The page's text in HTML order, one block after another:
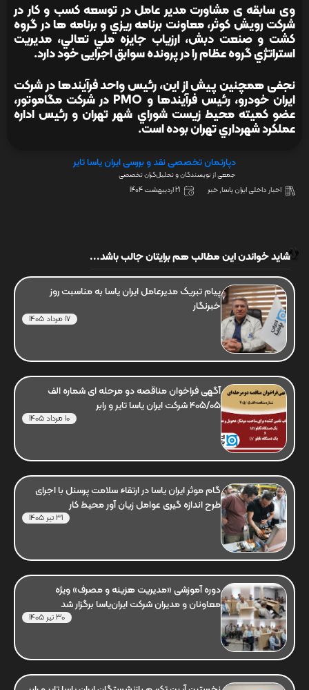
وی سابقه ی مشاورت مدير عامل در توسعه كسب و كار در
شرکت رويش كوثر، معاونت برنامه ريزي و برنامه ها در گروه
كشت و صنعت دبش، ارزياب جايزه ملي تعالي، مدیریت
استراتژي گروه عظام را در پرونده سوابق اجرایی خود دارد.
نجفی همچنین پیش از این، رئيس واحد فرآيندها در شركت
ايران خودرو، رئیس فرآيندها و PMO در شركت مگاموتور،
عضو كميته محيط زيست شوراي شهر تهران و رئيس اداره
عملكرد شهرداري تهران بوده است.
دپارتمان تخصصی نقد و بررسی ایران یاسا تایر
جمعی از نویسندگان و تحلیل‌گران تخصصی
اخبار داخلی ایران یاسا,خبر 21 اردیبهشت 1404
شاید خواندن این مطالب هم برایتان جالب باشد...
پیام تبریک مدیرعامل ایران یاسا به مناسبت روز
خبرنگار
17 مرداد 1405
آگهی فراخوان مناقصه دو مرحله ای شماره الف
405/05 شرکت ایران یاسا تایر و رابر
10 مرداد 1405
گام موثر ایران یاسا در ارتقاء سلامت پرسنل با اجرای
طرح اندازه گیری عوامل زیان آور محیط کار
31 تیر 1405
دوره آموزشی «مدیریت هزینه و مصرف» ویژه
معاونان و مدیران شرکت ایران‌یاسا برگزار شد
30 تیر 1405